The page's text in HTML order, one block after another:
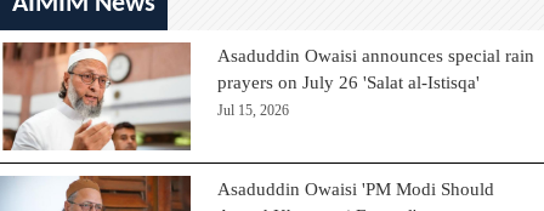
Asaduddin Owaisi announces special rain
prayers on July 26 'Salat al-Istisqa'
Jul 15, 2026
Asaduddin Owaisi 'PM Modi Should